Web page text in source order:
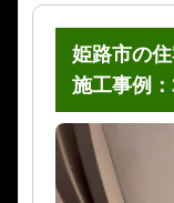
姫路市の
施工事例：